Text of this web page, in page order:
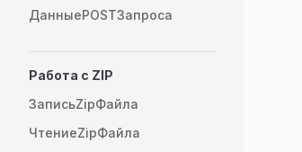
ДанныеPOSTЗапроса
Работа с ZIP
ЗаписьZipФайла
ЧтениеZipФайла